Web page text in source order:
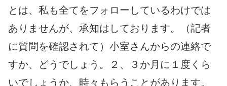
とは、私も全てをフォローしているわけでは
ありませんが、承知はしております。（記者
に質問を確認されて）小室さんからの連絡で
すか、どうでしょう。２、３か月に１度くら
いでしょうか、時々もらうことがあります。